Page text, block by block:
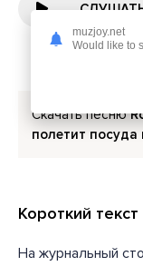
Скачать песню
полетит посуда
Короткий
На журнальный
muzjoy.net
Would like to